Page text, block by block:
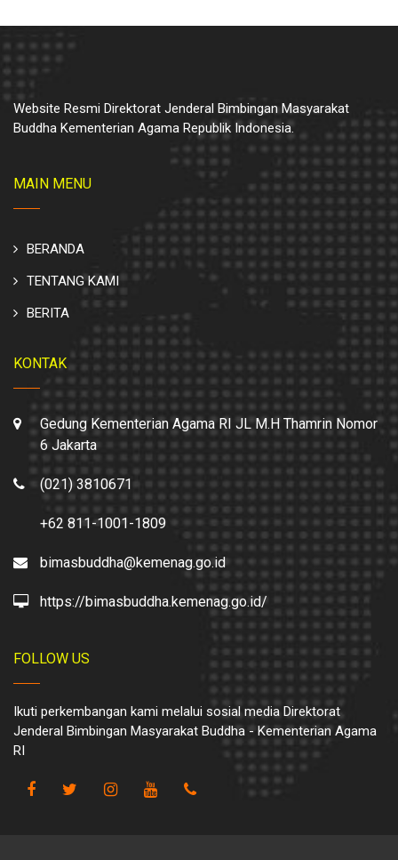
Website Resmi Direktorat Jenderal Bimbingan Masyarakat
Buddha Kementerian Agama Republik Indonesia.
MAIN MENU
BERANDA
TENTANG KAMI
BERITA
KONTAK
Gedung Kementerian Agama RI JL M.H Thamrin Nomor
6 Jakarta
(021) 3810671
+62 811-1001-1809
bimasbuddha@kemenag.go.id
https://bimasbuddha.kemenag.go.id/
FOLLOW US
Ikuti perkembangan kami melalui sosial media Direktorat
Jenderal Bimbingan Masyarakat Buddha - Kementerian Agama
RI